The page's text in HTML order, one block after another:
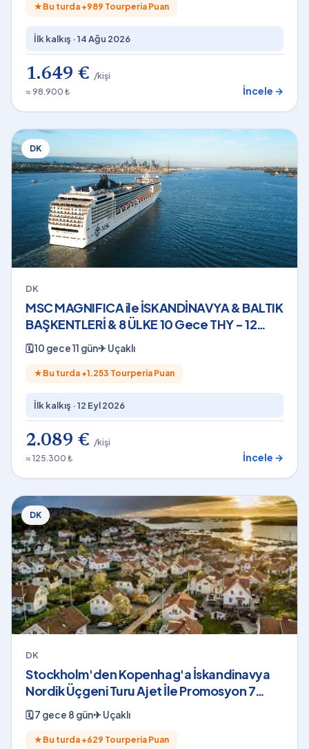
★ Bu turda +989 Tourperia Puan
İlk kalkış ·14 Ağu 2026
1.649 € /kişi
≈ 98.900 ₺
İncele →
DK
DK
MSC MAGNIFICA ile İSKANDİNAVYA & BALTIK
BAŞKENTLERİ & 8 ÜLKE 10 Gece THY - 12
Eylül 2026
🗓10 gece 11 gün✈Uçaklı
★ Bu turda +1.253 Tourperia Puan
İlk kalkış ·12 Eyl 2026
2.089 € /kişi
≈ 125.300 ₺
İncele →
DK
DK
Stockholm'den Kopenhag'a İskandinavya
Nordik Üçgeni Turu Ajet İle Promosyon 7
Gece 8 Gün 2026
🗓7 gece 8 gün✈Uçaklı
★ Bu turda +629 Tourperia Puan